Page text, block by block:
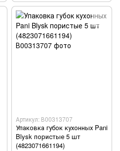
Артикул: В00313707
Упаковка губок кухонных Pani
Blysk пористые 5 шт
(4823071661194)